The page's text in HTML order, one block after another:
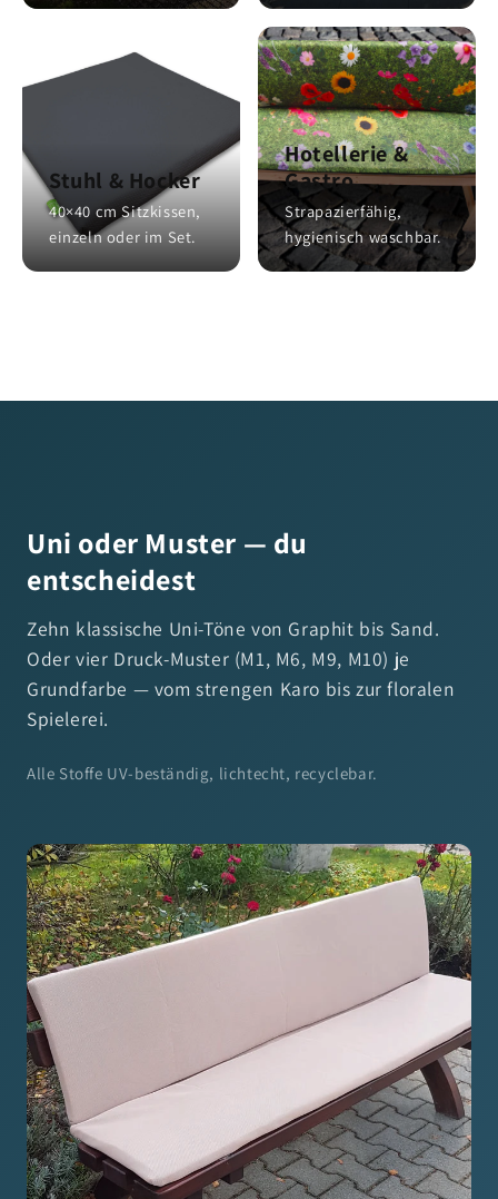
Stuhl & Hocker
40×40 cm Sitzkissen,
einzeln oder im Set.
Hotellerie &
Gastro
Strapazierfähig,
hygienisch waschbar.
Uni oder Muster — du
entscheidest
Zehn klassische Uni-Töne von Graphit bis Sand.
Oder vier Druck-Muster (M1, M6, M9, M10) je
Grundfarbe — vom strengen Karo bis zur floralen
Spielerei.
Alle Stoffe UV-beständig, lichtecht, recyclebar.